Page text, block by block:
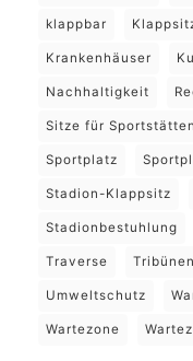
klappbar
Krankenhäuser
Nachhaltigkeit
Sitze für Sportstätten
Sportplatz
Stadion-Klappsitz
Stadionbestuhlung
Traverse
Umweltschutz
Wartezone